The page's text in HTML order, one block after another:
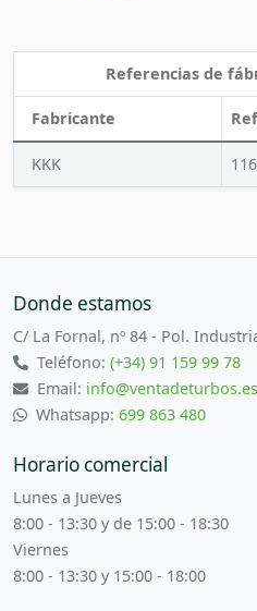
Referencias de
Fabricante
KKK
Donde estamos
C/ La Fornal, nº 84 - Pol.
Teléfono:(+34) 91 159 99 78
Email: info@ventadeturbos.es
Whatsapp: 699 863 480
Horario comercial
Lunes a Jueves
8:00 - 13:30 y de 15:00 - 18:30
Viernes
8:00 - 13:30 y 15:00 - 18:00